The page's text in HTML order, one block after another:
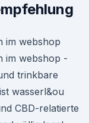
im webshop
im webshop -
trinkbare
wasserl&ou
CBD-relatierte